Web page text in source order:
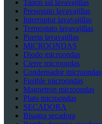
Tapon sal lavavajillas
Presostato lavavajillas
Interruptor lavavajillas
Termostato lavavajillas
Puerta lavavajillas
MICROONDAS
Diodo microondas
Cierre microondas
Condensador microondas
Fusible microondas
Magnetron microondas
Plato microondas
SECADORA
Bisagra secadora